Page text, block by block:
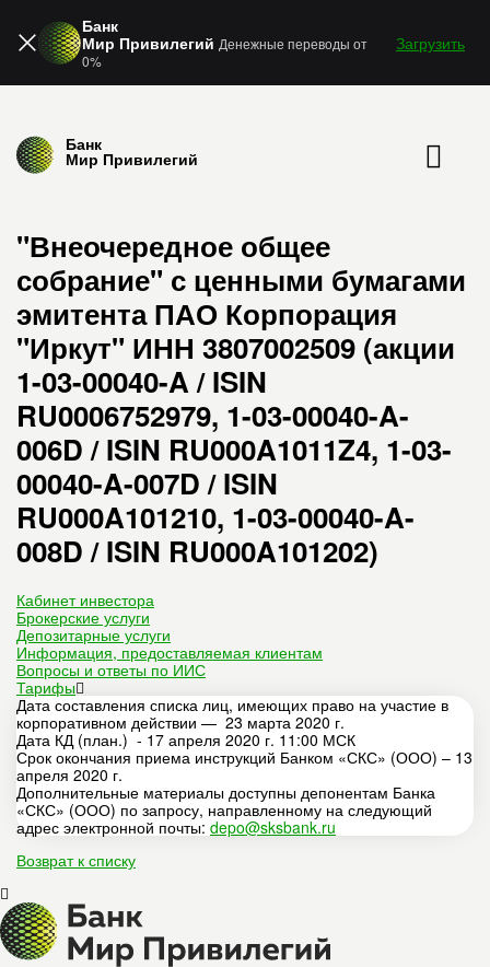
Банк
Мир Привилегий Денежные переводы от
0%
Загрузить
Банк
Мир Привилегий
"Внеочередное общее
собрание" с ценными бумагами
эмитента ПАО Корпорация
"Иркут" ИНН 3807002509 (акции
1-03-00040-A / ISIN
RU0006752979, 1-03-00040-A-
006D / ISIN RU000A1011Z4, 1-03-
00040-A-007D / ISIN
RU000A101210, 1-03-00040-A-
008D / ISIN RU000A101202)
Кабинет инвестора
Брокерские услуги
Депозитарные услуги
Информация, предоставляемая клиентам
Вопросы и ответы по ИИС
Тарифы
Дата составления списка лиц, имеющих право на участие в
корпоративном действии — 23 марта 2020 г.
Дата КД (план.) - 17 апреля 2020 г. 11:00 МСК
Срок окончания приема инструкций Банком «СКС» (ООО) – 13
апреля 2020 г.
Дополнительные материалы доступны депонентам Банка
«СКС» (ООО) по запросу, направленному на следующий
адрес электронной почты: depo@sksbank.ru
Возврат к списку